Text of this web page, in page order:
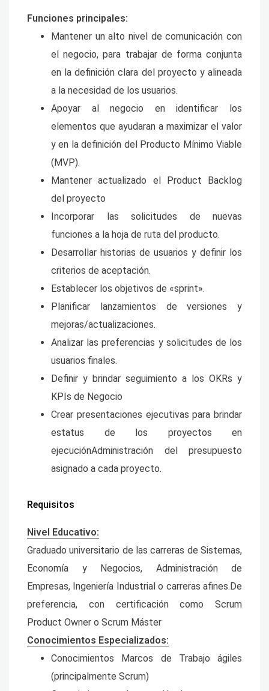
Funciones principales:
Mantener un alto nivel de comunicación con
el negocio, para trabajar de forma conjunta
en la definición clara del proyecto y alineada
a la necesidad de los usuarios.
Apoyar al negocio en identificar los
elementos que ayudaran a maximizar el valor
y en la definición del Producto Mínimo Viable
(MVP).
Mantener actualizado el Product Backlog
del proyecto
Incorporar las solicitudes de nuevas
funciones a la hoja de ruta del producto.
Desarrollar historias de usuarios y definir los
criterios de aceptación.
Establecer los objetivos de «sprint».
Planificar lanzamientos de versiones y
mejoras/actualizaciones.
Analizar las preferencias y solicitudes de los
usuarios finales.
Definir y brindar seguimiento a los OKRs y
KPIs de Negocio
Crear presentaciones ejecutivas para brindar
estatus de los proyectos en
ejecuciónAdministración del presupuesto
asignado a cada proyecto.
Requisitos
Nivel Educativo:
Graduado universitario de las carreras de Sistemas,
Economía y Negocios, Administración de
Empresas, Ingeniería Industrial o carreras afines.De
preferencia, con certificación como Scrum
Product Owner o Scrum Máster
Conocimientos Especializados:
Conocimientos Marcos de Trabajo ágiles
(principalmente Scrum)